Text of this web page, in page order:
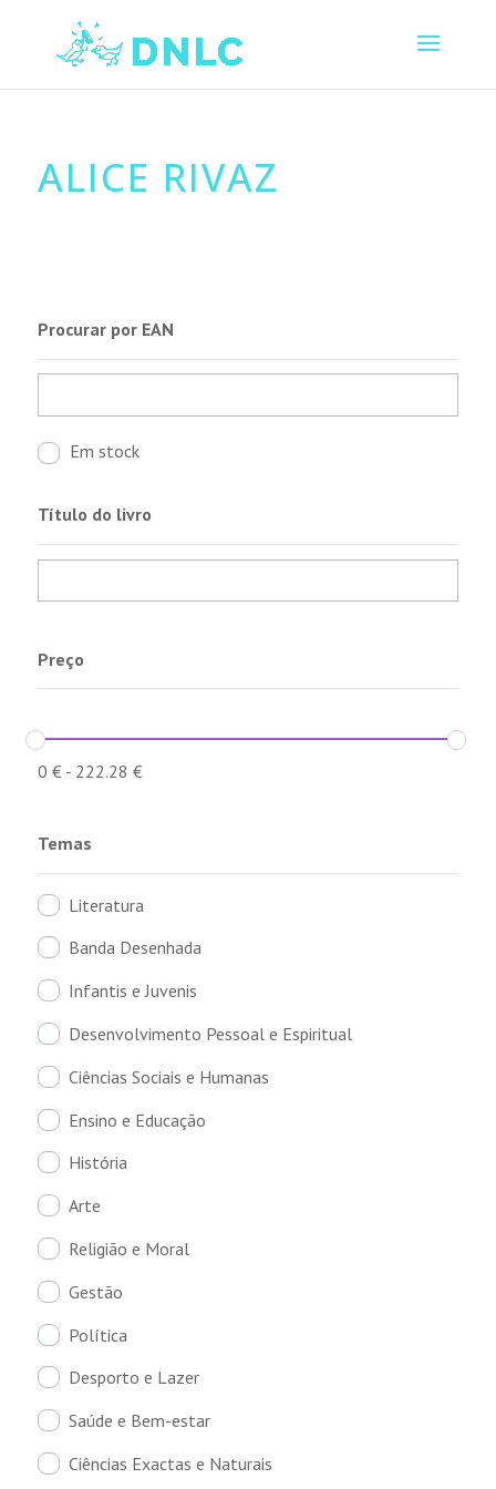
ALICE RIVAZ
Procurar por EAN
Em stock
Título do livro
Preço
0 €- 222.28 €
Temas
Literatura
Banda Desenhada
Infantis e Juvenis
Desenvolvimento Pessoal e Espiritual
Ciências Sociais e Humanas
Ensino e Educação
História
Arte
Religião e Moral
Gestão
Política
Desporto e Lazer
Saúde e Bem-estar
Ciências Exactas e Naturais